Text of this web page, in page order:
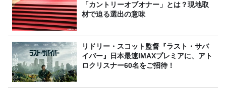
「カントリーオブオナー」とは？現地取
材で迫る選出の意味
リドリー・スコット監督『ラスト・サバ
イバー』日本最速IMAXプレミアに、アト
ロクリスナー60名をご招待！